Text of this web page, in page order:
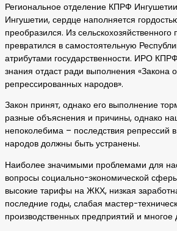
Региональное отделение КПРФ
Ингушетии, сердце наполняется
преобразился. Из сельскохозяйственного
превратился в самостоятельную
атрибутами государственности. ИРО
знания отдаст ради выполнения «Закона
репрессированных народов».
Закон принят, однако его выполнение
разные объяснения и причины, однако
непоколебима – последствия репрессий
народов должны быть устранены.
Наиболее значимыми проблемами для
вопросы социально-экономической
высокие тарифы на ЖКХ, низкая
последние годы, слабая мастер-
производственных предприятий и многое